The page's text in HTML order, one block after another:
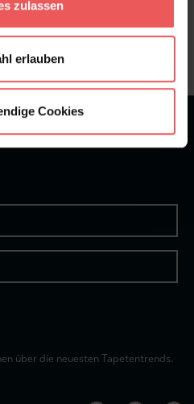
zulassen
erlauben
Cookies
über die neuesten Tapetentrends.